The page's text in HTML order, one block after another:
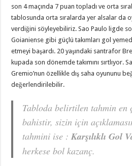
son 4 maçında 7 puan topladı ve orta
tablosunda orta sıralarda yer alsalar da
verdiğini söyleyebiliriz. Sao Paulo ligde
Goianiense gibi güçlü takımları gol
etmeyi başardı. 20 yaşındaki santrafor
kupada son dönemde takımını sırtlıyor.
Gremio’nun özellikle dış saha oyununu
değerlendirilebilir.
Tabloda belirtilen tahmin en
bahistir, sizin için
tahmini ise :Karşılıklı Gol
herkese bol kazanç.